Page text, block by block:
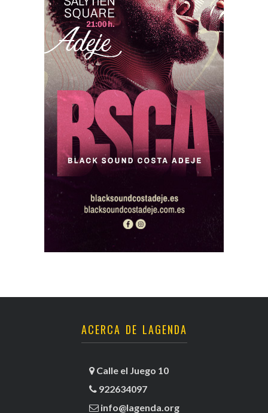
ACERCA DE LAGENDA
Calle el Juego 10
922634097
info@lagenda.org